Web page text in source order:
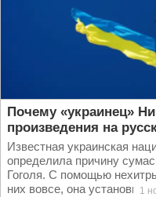
Почему «украинец»
произведения на
Известная украинская
определила причину
Гоголя. С помощью
них вовсе, она
1